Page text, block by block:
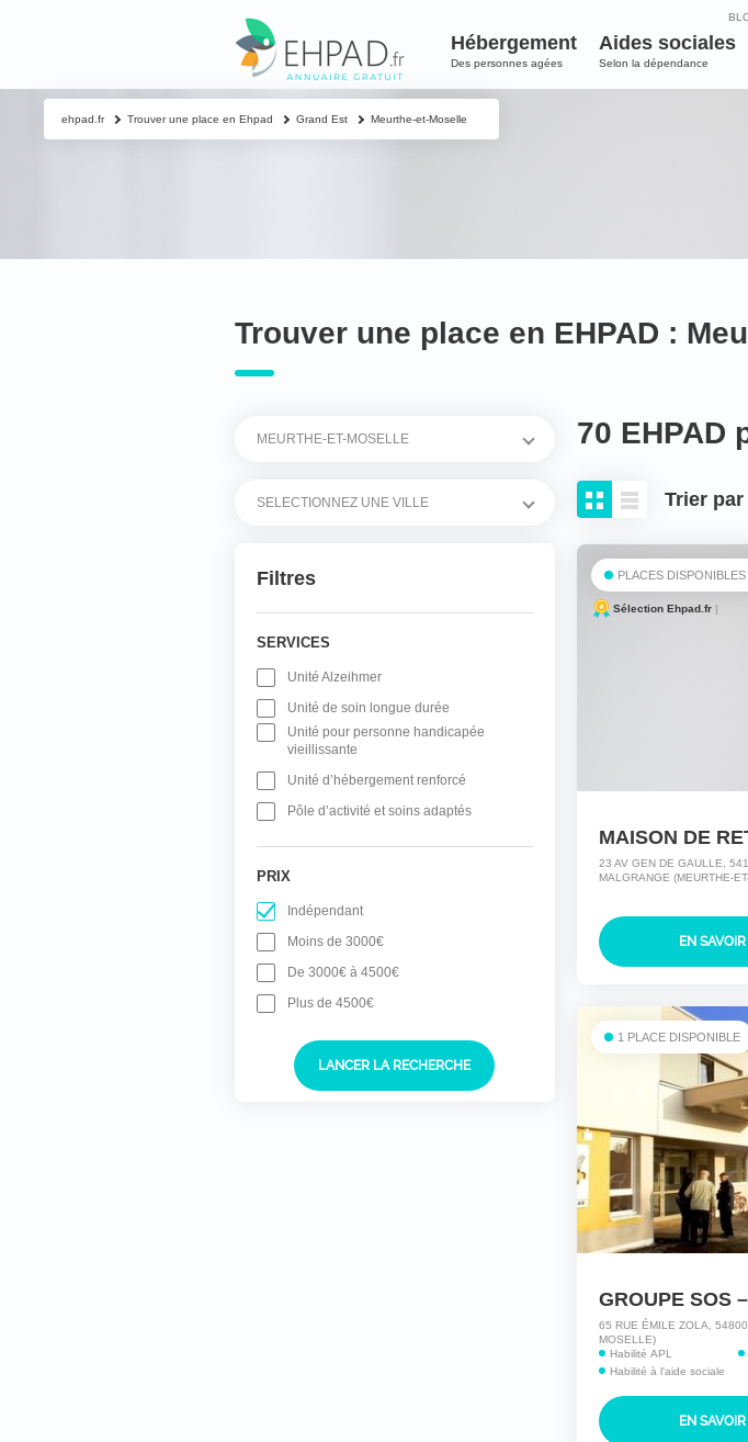
Hébergement
Des personnes agées
Aides sociales
Selon la dépendance
Trouver une place en EHPAD :
Filtres
SERVICES
Unité Alzeihmer
Unité de soin longue durée
Unité pour personne handicapée
vieillissante
Unité d’hébergement renforcé
Pôle d’activité et soins adaptés
PRIX
Indépendant
Moins de 3000€
De 3000€ à 4500€
Plus de 4500€
LANCER LA RECHERCHE
70 EHPAD
Trierpar
PLACES
Sélection Ehpad.fr|
23 AV GEN DE GAULLE,
MALGRANGE (MEURTHE-
EN
1 PLACE DISPONIBLE
GROUPE SOS
65 RUE ÉMILE ZOLA,
MOSELLE)
Habilité APL
Habilité à l'aide sociale
EN
ehpad.fr Trouver une place en Ehpad Grand Est Meurthe-et-Moselle